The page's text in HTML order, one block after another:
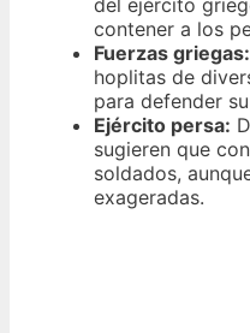
contener a los
Fuerzas griegas:
hoplitas de
para defender
Ejército persa:
sugieren que
soldados,
exageradas.